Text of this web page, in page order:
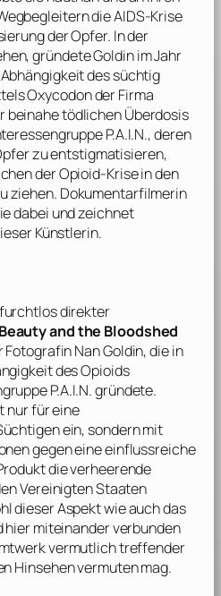
die AIDS-Krise
der Opfer. In der
gründeteGoldinim Jahr
des süchtig
Oxycodon der Firma
beinahe tödlichen Überdosis
P.A.I.N., deren
zu entstigmatisieren,
der Opioid-Krise in den
ziehen. Dokumentarfilmerin
dabei und zeichnet
Künstlerin.
direkter
and the Bloodshed
FotografinNan Goldin, die in
des Opioids
P.A.I.N. gründete.
nur für eine
ein, sondern mit
gegen eine einflussreiche
die verheerende
Vereinigten Staaten
dieser Aspekt wie auch das
hier miteinander verbunden
vermutlich treffender
Hinsehen vermuten mag.